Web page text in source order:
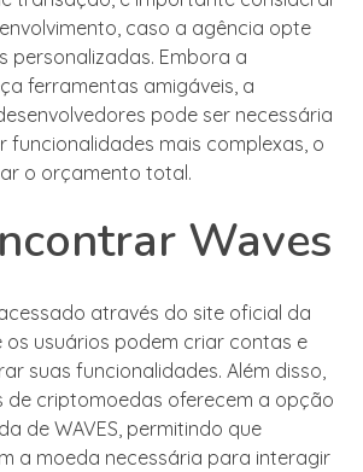
caso a agência opte
personalizadas. Embora a
ferramentas amigáveis, a
pode ser necessária
funcionalidades mais complexas, o
o orçamento total.
Waves
através do site oficial da
usuários podem criar contas e
suas funcionalidades. Além disso,
de criptomoedas oferecem a opção
de WAVES, permitindo que
a moeda necessária para interagir